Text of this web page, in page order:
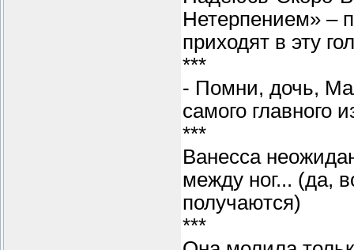
Нетерпением» –
приходят в эту
***
- Помни, дочь,
самого главного
***
Ванесса
между ног... (да,
получаются)
***